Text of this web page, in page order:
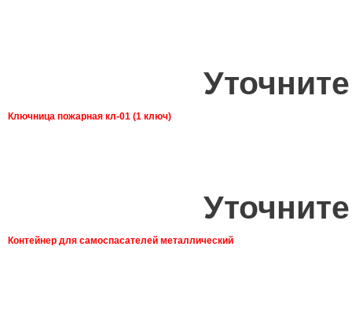
Ключница пожарная кл-01 (1 ключ)
Контейнер для самоспасателей металлический